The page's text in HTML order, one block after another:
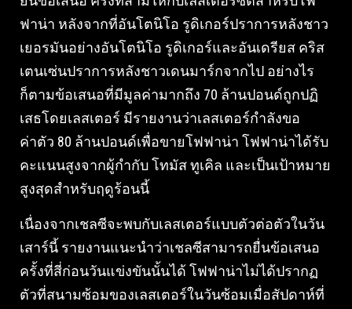
ฟาน่า หลังจากที่อันโตนิโอ รูดิเกอร์ปราการหลังชาว
เยอรมันอย่างอันโตนิโอ รูดิเกอร์และอันเดรียส คริส
เตนเซ่นปราการหลังชาวเดนมาร์กจากไป อย่างไร
ก็ตามข้อเสนอที่มีมูลค่ามากถึง 70 ล้านปอนด์ถูกปฏิ
เสธโดยเลสเตอร์ มีรายงานว่าเลสเตอร์กำลังขอ
ค่าตัว 80 ล้านปอนด์เพื่อขายโฟฟาน่า โฟฟาน่าได้รับ
คะแนนสูงจากผู้กำกับ โทมัส ทูเคิล และเป็นเป้าหมาย
สูงสุดสำหรับฤดูร้อนนี้
เนื่องจากเชลซีจะพบกับเลสเตอร์แบบตัวต่อตัวในวัน
เสาร์นี้ รายงานแนะนำว่าเชลซีสามารถยื่นข้อเสนอ
ครั้งที่สี่ก่อนวันแข่งขันนั้นได้ โฟฟาน่าไม่ได้ปรากฏ
ตัวที่สนามซ้อมของเลสเตอร์ในวันซ้อมเมื่อสัปดาห์ที่